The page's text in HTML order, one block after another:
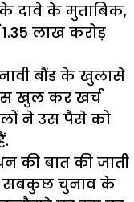
दावे के मुताबिक,
लाख करोड़
बौंड के खुलासे
खुल कर खर्च
ने उस पैसे को
की बात की जाती
सबकुछ चुनाव के